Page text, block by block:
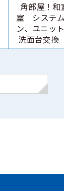
角部屋！
室 システ
ン、ユニッ
洗面台交換